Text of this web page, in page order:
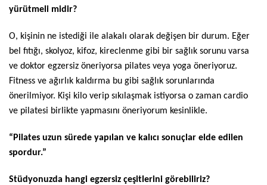
yürütmeli midir?
O, kişinin ne istediği ile alakalı olarak değişen bir durum. Eğer
bel fıtığı, skolyoz, kifoz, kireclenme gibi bir sağlık sorunu varsa
ve doktor egzersiz öneriyorsa pilates veya yoga öneriyoruz.
Fitness ve ağırlık kaldırma bu gibi sağlık sorunlarında
önerilmiyor. Kişi kilo verip sıkılaşmak istiyorsa o zaman cardio
ve pilatesi birlikte yapmasını öneriyorum kesinlikle.
“Pilates uzun sürede yapılan ve kalıcı sonuçlar elde edilen
spordur.”
Stüdyonuzda hangi egzersiz çeşitlerini görebiliriz?